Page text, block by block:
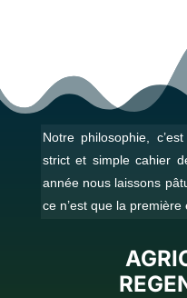
Notre philosophie,
strict et simple cahier
année nous laissons
ce n’est que la première